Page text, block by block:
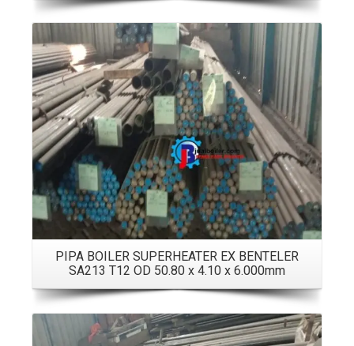
Details
PIPA BOILER SUPERHEATER EX BENTELER
SA213 T12 OD 50.80 x 4.10 x 6.000mm